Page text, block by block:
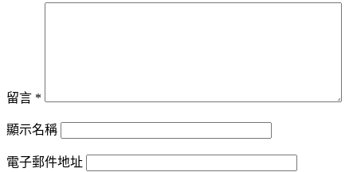
留言 *
顯示名稱
電子郵件地址